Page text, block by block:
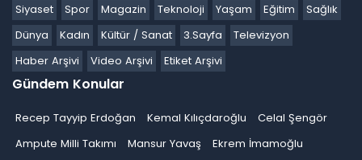
Siyaset
Spor Magazin Teknoloji Yaşam Eğitim
Sağlık
Dünya
Kadın Kültür / Sanat 3.Sayfa
Televizyon
Haber Arşivi
Video Arşivi Etiket Arşivi
Gündem Konular
Recep Tayyip Erdoğan Kemal Kılıçdaroğlu
Celal Şengör
Ampute Milli Takımı
Mansur Yavaş
Ekrem İmamoğlu